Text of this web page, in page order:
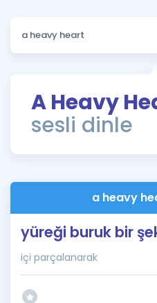
Puan Hesaplama
ÖSYM Sınav Takvimi
Kampanyalar
İngilizce Gramer
A Heavy
sesli dinle
a heavy
yüreği buruk bir
içi parçalanarak